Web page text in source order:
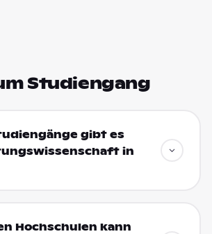
Studiengang
gibt es
in
Hochschulen kann